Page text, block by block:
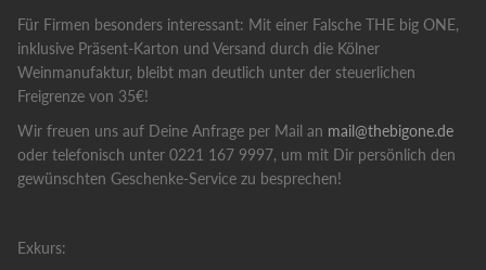
Für Firmen besonders interessant: Mit einer Falsche THE big ONE,
inklusive Präsent-Karton und Versand durch die Kölner
Weinmanufaktur, bleibt man deutlich unter der steuerlichen
Freigrenze von 35€!
Wir freuen uns auf Deine Anfrage per Mail an mail@thebigone.de
oder telefonisch unter 0221 167 9997, um mit Dir persönlich den
gewünschten Geschenke-Service zu besprechen!
Exkurs: